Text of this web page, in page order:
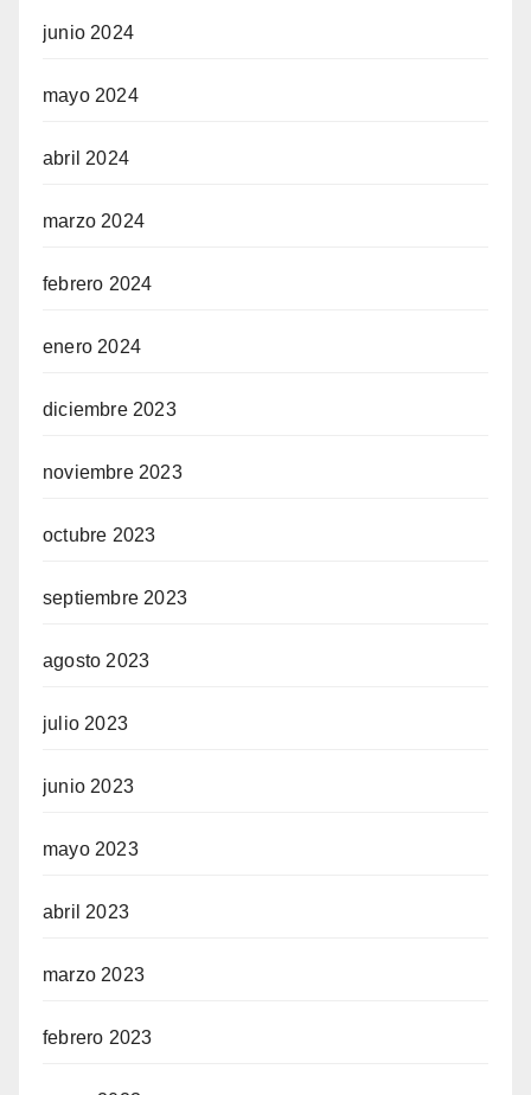
junio 2024
mayo 2024
abril 2024
marzo 2024
febrero 2024
enero 2024
diciembre 2023
noviembre 2023
octubre 2023
septiembre 2023
agosto 2023
julio 2023
junio 2023
mayo 2023
abril 2023
marzo 2023
febrero 2023